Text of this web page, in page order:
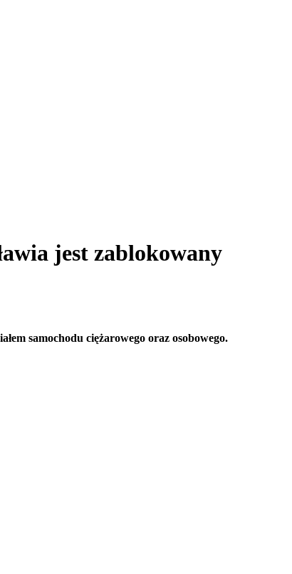
jest zablokowany
samochodu ciężarowego oraz osobowego.